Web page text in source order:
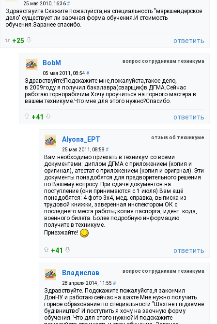
25 мая 2010, 16:36#
Здравствуйте.Скажите пожалуйста,на специальность "маркшейдерское
дело" существует ли заочная форма обучения.И стоимость
обучения.Заранее спасибо.
+25 ответить
вопрос сотрудникам техникума
BobM
05 мая 2011, 08:54 #
Здравствуйте!Подскажите мне,пожалуйста,такое дело,
в 2009году я получил бакалавра(сварщик)в ДГМА.Сейчас
работаю горнорабочим.Хочу проучиться на горного мастера в
вашем техникуме.Что мне для этого нужно?Спасибо.
+41 ответить
отзыв об техникуме
Alyona_EPT
25 мая 2011, 08:58 #
Вам необходимо приехать в техникум со всеми
документами: диплом ДГМА с приложением (копия и
оригинал), атестат с приложением (копия и оригрнал). Эти
документы понадобятся для предворительного решения
по Вашему вопросу. При сдаче документов на
поступление (они принимаются с 1 июля) Вам ещё
понадобятся: 4 фото 3х4, мед. справка, выписка из
трудовой книжки, заверенная инспектором ОК с
последнего места работы; копия паспорта, идент. кода,
военного билета. Более подробную информацию
получите в техникуме.
Приезжайте!
+41 ответить
вопрос сотрудникам техникума
Владислав
28 апреля 2014, 11:55 #
Здравствуйте. Подскажите пожалуйста,я закончил
ДонНУ и работаю сейчас на шахте.Мне нужно получить
горное образование по специальности "Шахтне і підземне
будівництво" И поступить я хочу на заочную форму
обучения. Что для этого нужно? И подскажите